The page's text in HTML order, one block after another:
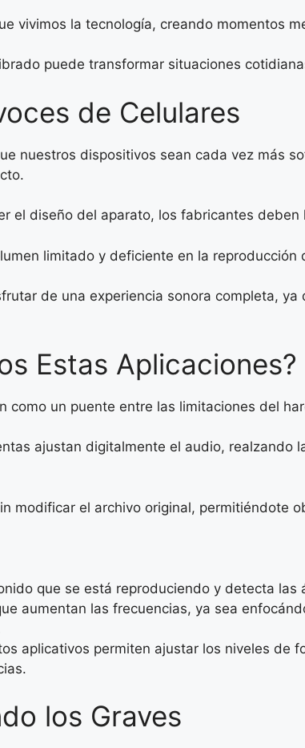
vivimos la tecnología, creando momentos
puede transformar situaciones
de Celulares
nuestros dispositivos sean cada vez más
el diseño del aparato, los fabricantes deben
limitado y deficiente en la
de una experiencia sonora completa,
Estas Aplicaciones?
como un puente entre las limitaciones del
ajustan digitalmente el audio, realzando
modificar el archivo original, permitiéndote
que se está reproduciendo y detecta las
aumentan las frecuencias, ya sea
aplicativos permiten ajustar los niveles de
los Graves